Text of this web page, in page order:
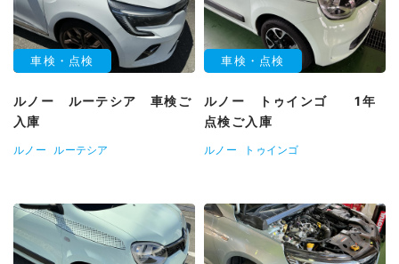
車検・点検
ルノー ルーテシア 車検ご
入庫
ルノー ルーテシア
車検・点検
ルノー トゥインゴ 1年
点検ご入庫
ルノー トゥインゴ